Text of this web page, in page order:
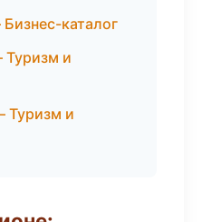
каталог
Туризм и
Туризм и